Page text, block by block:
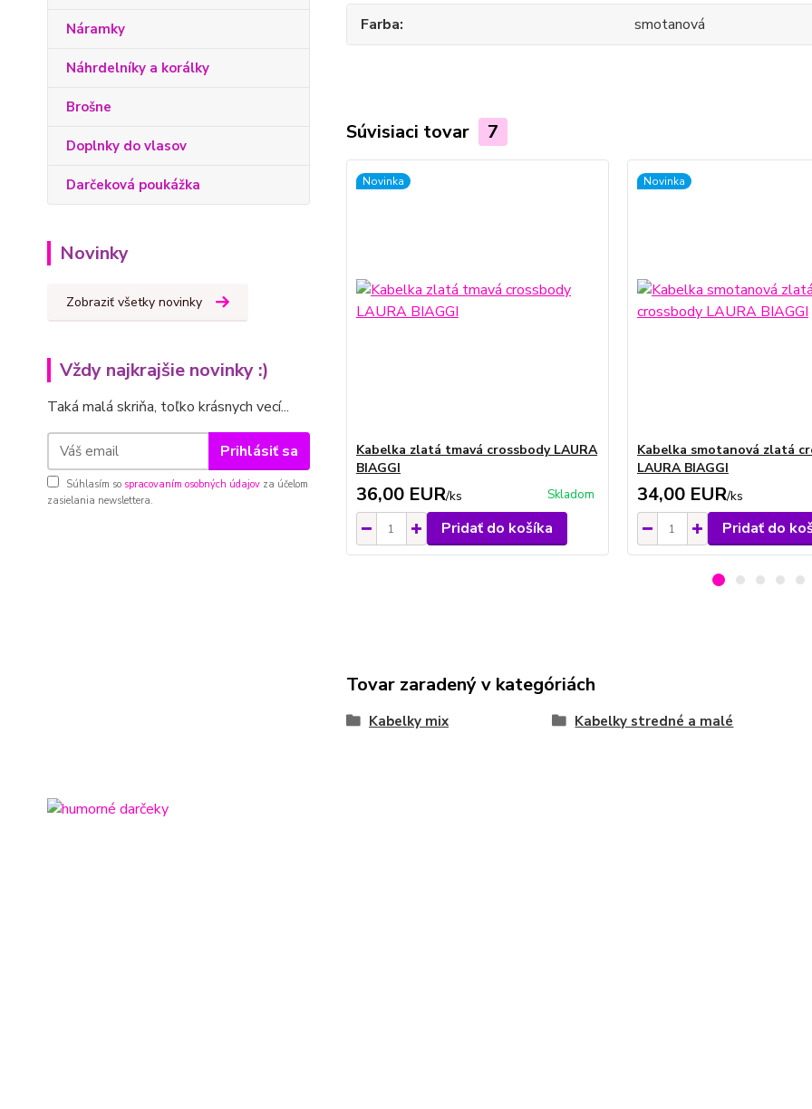
Náramky
Náhrdelníky a korálky
Brošne
Doplnky do vlasov
Darčeková poukážka
Novinky
Zobraziť všetky novinky
Vždy najkrajšie novinky :)
Taká malá skriňa, toľko krásnych vecí...
Prihlásiť sa
Súhlasím so spracovaním osobných údajov za účelom
zasielania newslettera.
Farba smotanová
Súvisiaci tovar 7
Novinka
Kabelka zlatá tmavá crossbody LAURA
BIAGGI
36,00 EUR/ks Skladom
Pridať do košíka
Novinka
Kabelka smotanová zlatá
LAURA BIAGGI
34,00 EUR/ks
Pridať do
Tovar zaradený v kategóriách
Kabelky mix Kabelky stredné a malé